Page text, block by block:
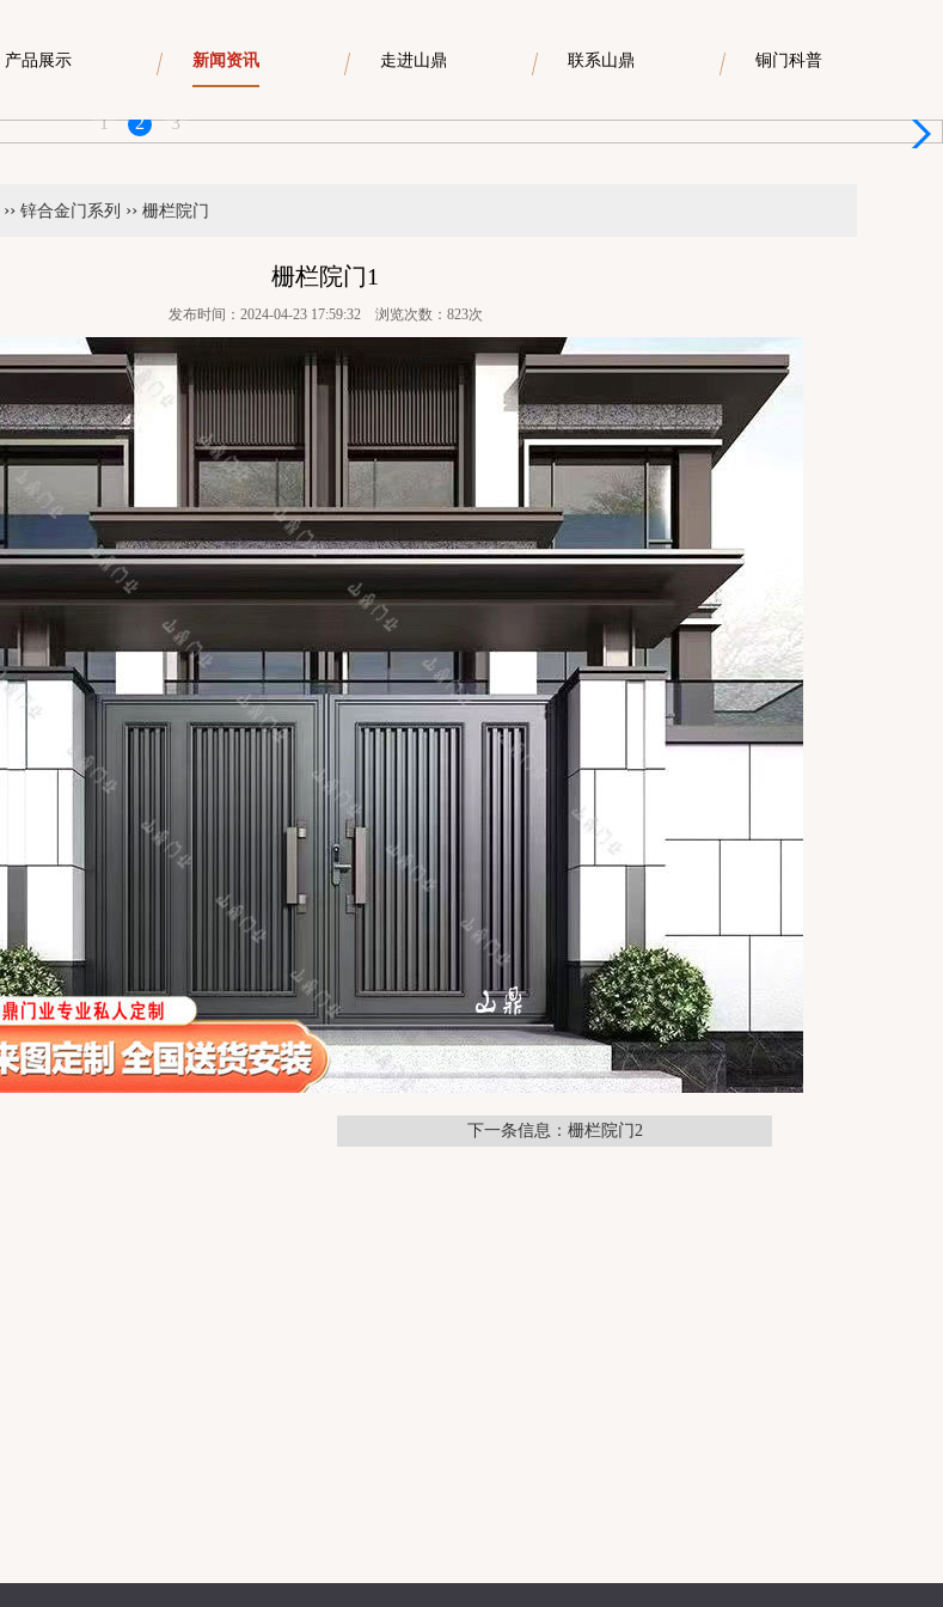
产品展示 新闻资讯 走进山鼎 联系山鼎 铜门科普
1 2 3
›› 锌合金门系列 ›› 栅栏院门
栅栏院门1
发布时间：2024-04-23 17:59:32 浏览次数：823次
下一条信息：栅栏院门2